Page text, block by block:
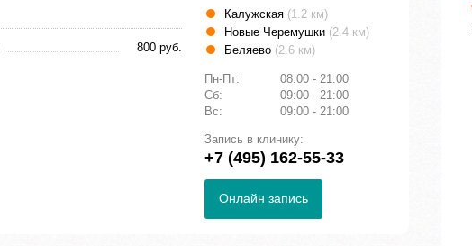
800 руб.
Калужская (1.2 км)
Новые Черемушки (2.4 км)
Беляево (2.6 км)
Пн-Пт:
08:00 - 21:00
Сб:
09:00 - 21:00
Вс:
09:00 - 21:00
Запись в клинику:
+7 (495) 162-55-33
Онлайн запись